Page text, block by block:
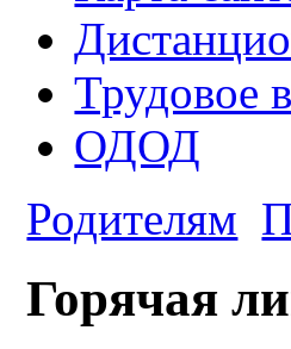
Трудовое
ОДОД
Родителям
Горячая